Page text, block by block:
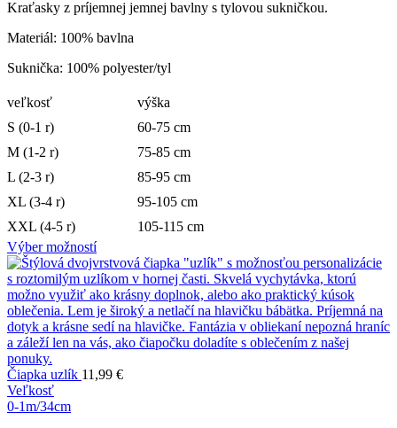
Kraťasky z príjemnej jemnej bavlny s tylovou sukničkou.
Materiál: 100% bavlna
Suknička: 100% polyester/tyl
veľkosť
výška
S (0-1 r)
60-75 cm
M (1-2 r)
75-85 cm
L (2-3 r)
85-95 cm
XL (3-4 r)
95-105 cm
XXL (4-5 r)
105-115 cm
Výber možností
Čiapka uzlík 11,99 €
Veľkosť
0-1m/34cm